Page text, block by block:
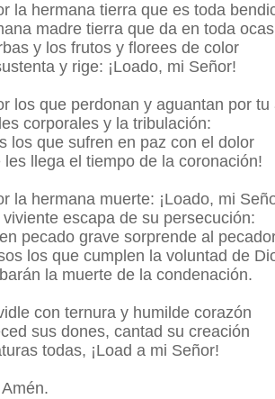
la hermana tierra que es toda
madre tierra que da en toda
y los frutos y florees de color
y rige: ¡Loado, mi Señor!
los que perdonan y aguantan por tu
corporales y la tribulación:
los que sufren en paz con el dolor
les llega el tiempo de la coronación!
la hermana muerte: ¡Loado, mi
viviente escapa de su persecución:
en pecado grave sorprende al
los que cumplen la voluntad de
la muerte de la condenación.
con ternura y humilde corazón
sus dones, cantad su creación
todas, ¡Load a mi Señor!